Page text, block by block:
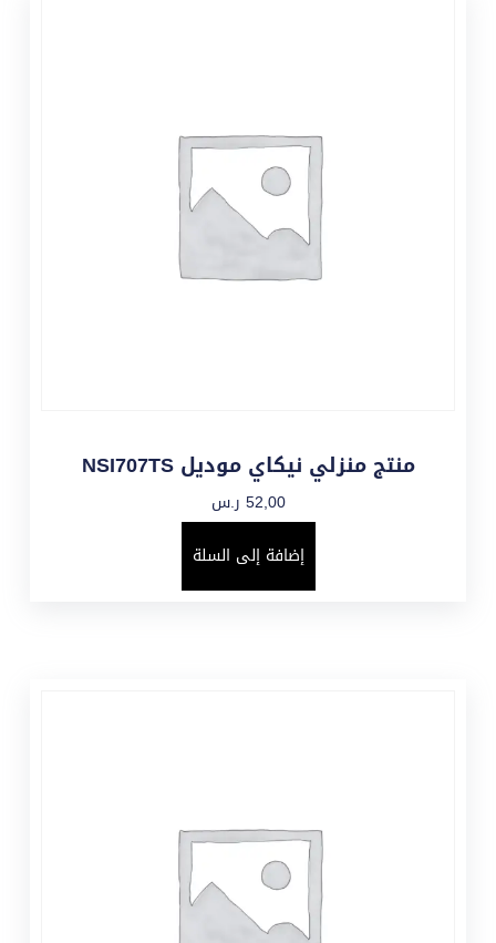
منتج منزلي نيكاي موديل NSI707TS
52,00 ر.س
إضافة إلى السلة